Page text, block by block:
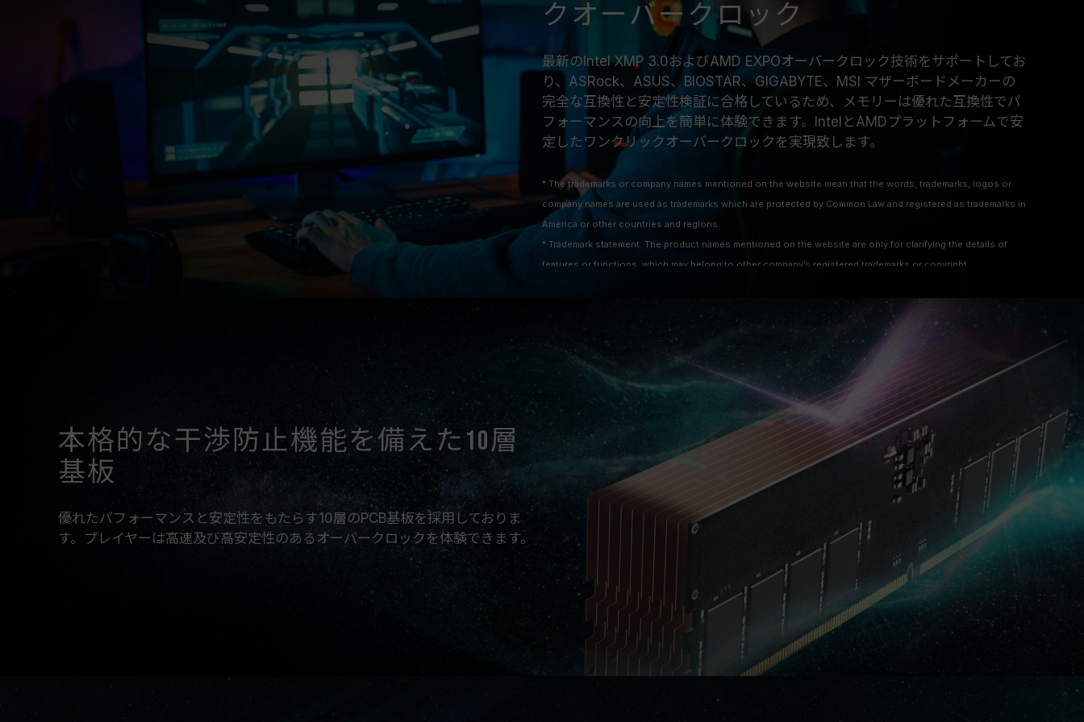
クオーバークロック
最新のIntel XMP 3.0およびAMD EXPOオーバークロック技術をサポートしてお
り、ASRock、ASUS、BIOSTAR、GIGABYTE、MSI マザーボードメーカーの
完全な互換性と安定性検証に合格しているため、メモリーは優れた互換性でパ
フォーマンスの向上を簡単に体験できます。IntelとAMDプラットフォームで安
定したワンクリックオーバークロックを実現致します。
* The trademarks or company names mentioned on the website mean that the words, trademarks, logos or
company names are used as trademarks which are protected by Common Law and registered as trademarks in
America or other countries and regions.
* Trademark statement: The product names mentioned on the website are only for clarifying the details of
features or functions, which may belong to other company’s registered trademarks or copyright.
本格的な干渉防止機能を備えた10層
基板
優れたパフォーマンスと安定性をもたらす10層のPCB基板を採用しておりま
す。プレイヤーは高速及び高安定性のあるオーバークロックを体験できます。